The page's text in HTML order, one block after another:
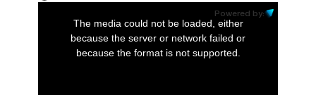
Powered by:
The media could not be loaded, either
because the server or network failed or
because the format is not supported.